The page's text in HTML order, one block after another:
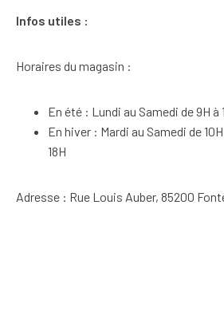
Infos utiles :
Horaires du magasin :
En été : Lundi au Samedi de 9H à
En hiver : Mardi au Samedi de
18H
Adresse : Rue Louis Auber, 85200